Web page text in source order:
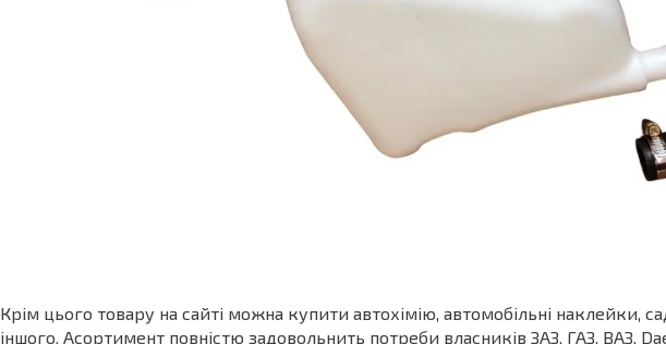
Крім цього товару на сайті можна купити автохімію, автомобільні наклейки,
іншого. Асортимент повністю задовольнить потреби власників ЗАЗ, ГАЗ, ВАЗ,